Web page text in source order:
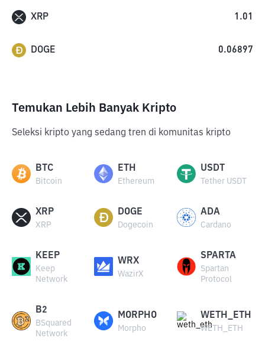
XRP 1.01
DOGE 0.06897
Temukan Lebih Banyak Kripto
Seleksi kripto yang sedang tren di komunitas kripto
BTC
Bitcoin
ETH
Ethereum
USDT
Tether USDT
XRP
XRP
DOGE
Dogecoin
ADA
Cardano
KEEP
Keep
Network
WRX
WazirX
SPARTA
Spartan
Protocol
B2
BSquared
Network
MORPHO
Morpho
WETH_ETH
WETH_ETH